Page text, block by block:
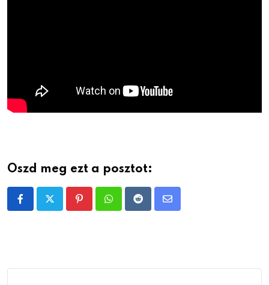
Oszd meg ezt a posztot:
PinterestWhatsappRedditShare